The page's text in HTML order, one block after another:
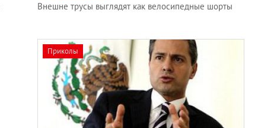
Внешне трусы выглядят как велосипедные шорты
Приколы